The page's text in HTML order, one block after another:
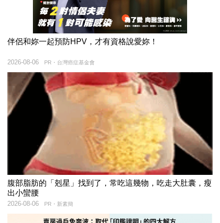
伴侶和妳一起預防HPV，才有資格說愛妳！
PR・台灣癌症基金會
2026-08-06
腹部脂肪的「剋星」找到了，常吃這幾物，吃走大肚囊，瘦
出小蠻腰
PR・新素簡
2026-08-06